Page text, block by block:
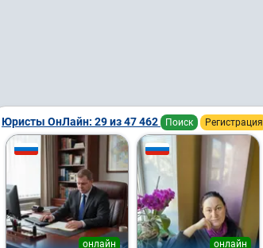
Юристы ОнЛайн: 29 из 47 462 Поиск Регистрация
онлайн онлайн